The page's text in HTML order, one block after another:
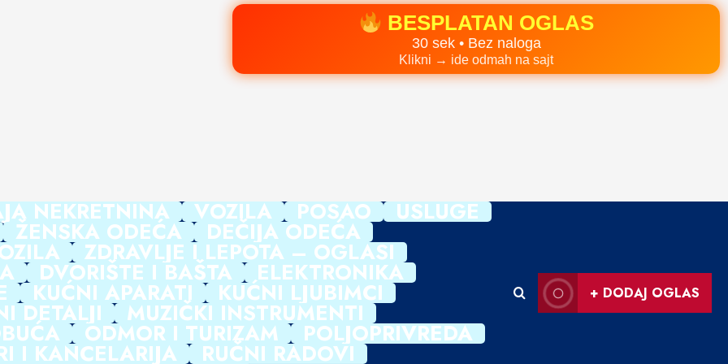
BESPLATAN OGLAS
30 sek • Bez naloga
Klikni → ide odmah na sajt
NEKRETNINA VOZILA POSAO USLUGE
ŽENSKA ODEĆA DEČIJA ODEĆA
ZDRAVLJE I LEPOTA – OGLASI
DVORIŠTE I BAŠTA ELEKTRONIKA
KUĆNI APARATI KUĆNI LJUBIMCI
DETALJI MUZIČKI INSTRUMENTI
ODMOR I TURIZAM POLJOPRIVREDA
I KANCELARIJA RUČNI RADOVI
+ DODAJ OGLAS